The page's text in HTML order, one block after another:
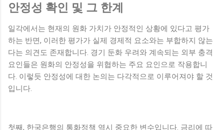
안정성 확인 및 그 한계
일각에서는 현재의 원화 가치가 안정적인 상황에 있다고 평가
하는 반면, 이러한 평가가 실제 경제적 요소와는 부합하지 않는
다는 의견도 존재합니다. 경기 둔화 우려와 계속되는 외부 충격
요인들은 원화의 안정성을 위협하는 주요 요인으로 작용합니
다. 이렇듯 안정성에 대한 논의는 다각적으로 이루어져야 할 것
입니다.
첫째, 한국은행의 통화정책 역시 중요한 변수입니다. 금리에 따